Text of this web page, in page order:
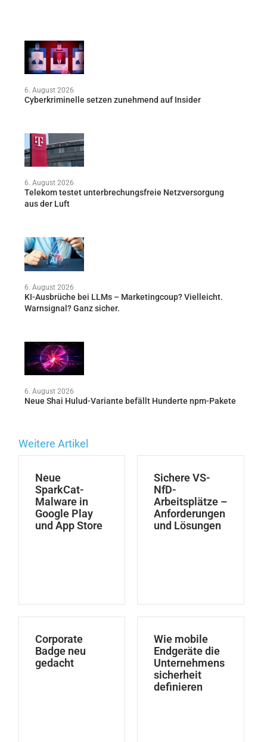
6. August 2026
Cyberkriminelle setzen zunehmend auf Insider
6. August 2026
Telekom testet unterbrechungsfreie Netzversorgung
aus der Luft
6. August 2026
KI-Ausbrüche bei LLMs – Marketingcoup? Vielleicht.
Warnsignal? Ganz sicher.
6. August 2026
Neue Shai Hulud-Variante befällt Hunderte npm-Pakete
Weitere Artikel
Neue
SparkCat-
Malware in
Google Play
und App Store
Sichere VS-
NfD-
Arbeitsplätze –
Anforderungen
und Lösungen
Corporate
Badge neu
gedacht
Wie mobile
Endgeräte die
Unternehmens
sicherheit
definieren